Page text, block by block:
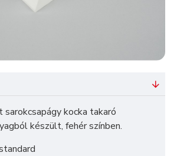
kocka takaró
készült, fehér színben.